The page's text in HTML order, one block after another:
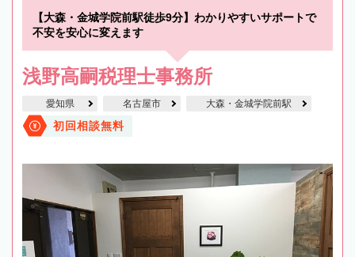
【大森・金城学院前駅徒歩9分】わかりやすいサポートで
不安を安心に変えます
浅野高嗣税理士事務所
愛知県 名古屋市 大森・金城学院前駅
初回相談無料